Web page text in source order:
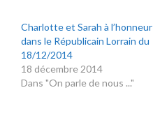
Charlotte et Sarah à l’honneur
dans le Républicain Lorrain du
18/12/2014
18 décembre 2014
Dans "On parle de nous ..."